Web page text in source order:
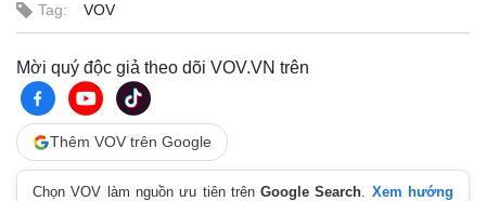
Thế giới
Quan sát
Cuộc sống đó đây
Hồ sơ
E-Magazine
Tag: VOV
Mời quý độc giả theo dõi VOV.VN trên
Thêm VOV trên Google
Chọn VOV làm nguồn ưu tiên trênGoogle Search. Xem hướng